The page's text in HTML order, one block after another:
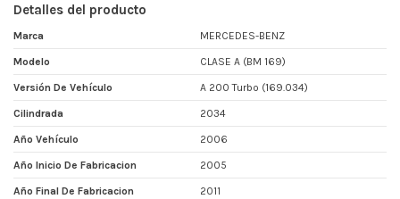
Detalles del producto
Marca MERCEDES-BENZ
Modelo CLASE A (BM 169)
Versión De Vehículo A 200 Turbo (169.034)
Cilindrada 2034
Año Vehículo 2006
Año Inicio De Fabricacion 2005
Año Final De Fabricacion 2011